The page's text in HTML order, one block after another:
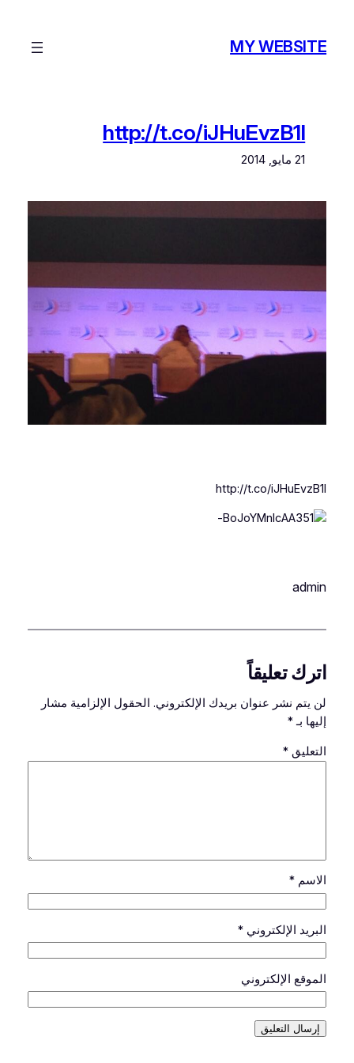
المحتوى
MY WEBSITE
http://t.co/iJHuEvzB1l
21 مايو, 2014
http://t.co/iJHuEvzB1l
admin
اترك تعليقاً
لن يتم نشر عنوان بريدك الإلكتروني. الحقول الإلزامية مشار
إليها بـ*
التعليق *
الاسم *
البريد الإلكتروني *
الموقع الإلكتروني